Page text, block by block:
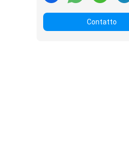
Contatto